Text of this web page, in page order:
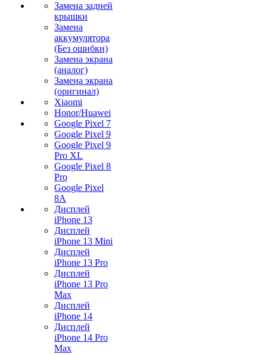
Замена задней
крышки
Замена
аккумулятора
(Без ошибки)
Замена экрана
(аналог)
Замена экрана
(оригинал)
Xiaomi
Honor/Huawei
Google Pixel 7
Google Pixel 9
Google Pixel 9
Pro XL
Google Pixel 8
Pro
Google Pixel
8A
Дисплей
iPhone 13
Дисплей
iPhone 13 Mini
Дисплей
iPhone 13 Pro
Дисплей
iPhone 13 Pro
Max
Дисплей
iPhone 14
Дисплей
iPhone 14 Pro
Max